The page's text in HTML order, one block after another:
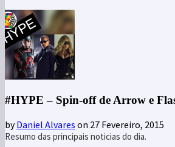
#HYPE – Spin-off de Arrow e
byDaniel Alvares on 27 Fevereiro, 2015
Resumo das principais noticias do dia.